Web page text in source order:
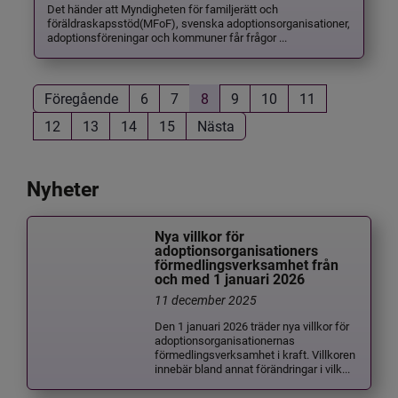
Det händer att Myndigheten för familjerätt och
föräldraskapsstöd(MFoF), svenska adoptionsorganisationer,
adoptionsföreningar och kommuner får frågor ...
Föregående 6 7 8 9 10
11
12
13 14 15 Nästa
Nyheter
Nya villkor för
adoptionsorganisationers
förmedlingsverksamhet från
och med 1 januari 2026
11 december 2025
Den 1 januari 2026 träder nya villkor för
adoptionsorganisationernas
förmedlingsverksamhet i kraft. Villkoren
innebär bland annat förändringar i vilk...